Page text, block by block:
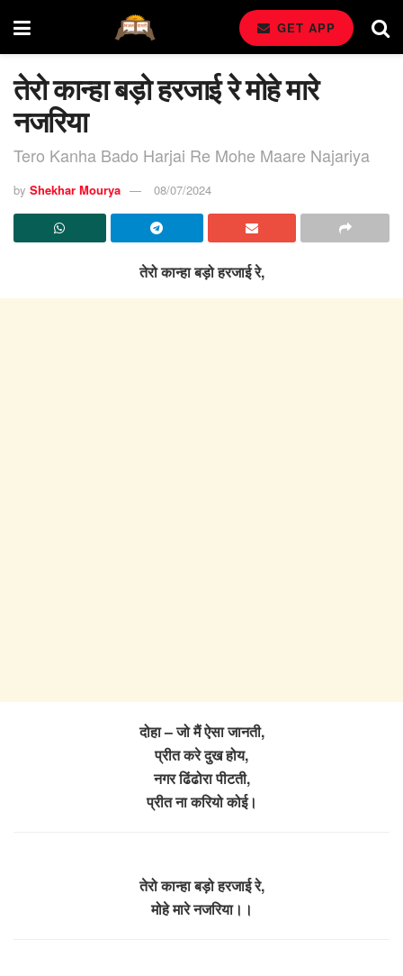
GET APP
तेरो कान्हा बड़ो हरजाई रे मोहे मारे
नजरिया
Tero Kanha Bado Harjai Re Mohe Maare Najariya
by Shekhar Mourya 08/07/2024
तेरो कान्हा बड़ो हरजाई रे,
दोहा – जो मैं ऐसा जानती,
प्रीत करे दुख होय,
नगर ढिंढोरा पीटती,
प्रीत ना करियो कोई।
तेरो कान्हा बड़ो हरजाई रे,
मोहे मारे नजरिया।।